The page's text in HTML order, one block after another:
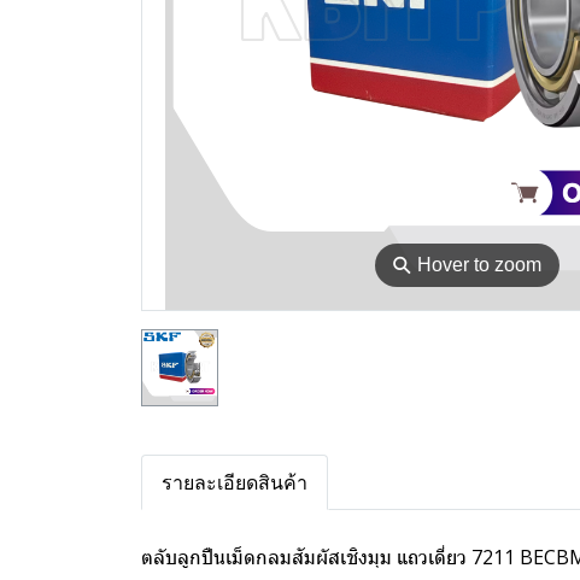
⚲ Hover to zoom
รายละเอียดสินค้า
ตลับลูกปืนเม็ดกลมสัมผัสเชิงมุม แถวเดี่ยว 7211